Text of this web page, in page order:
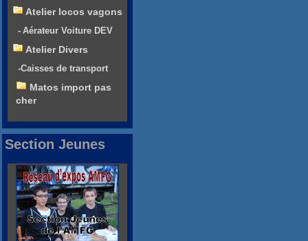
Atelier locos vagons
- Aérateur Voiture DEV
Atelier Divers
-Caisses de transport
Matos import pas
cher
Section Jeunes